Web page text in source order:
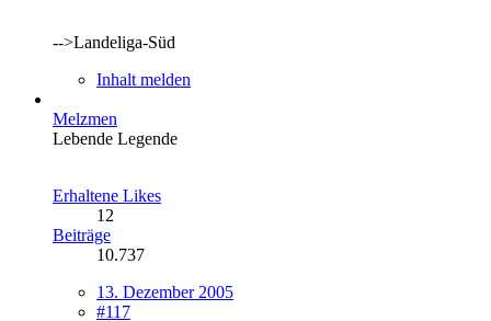
-->Landeliga-Süd
Inhalt melden
Melzmen
Lebende Legende
Erhaltene Likes
12
Beiträge
10.737
13. Dezember 2005
#117